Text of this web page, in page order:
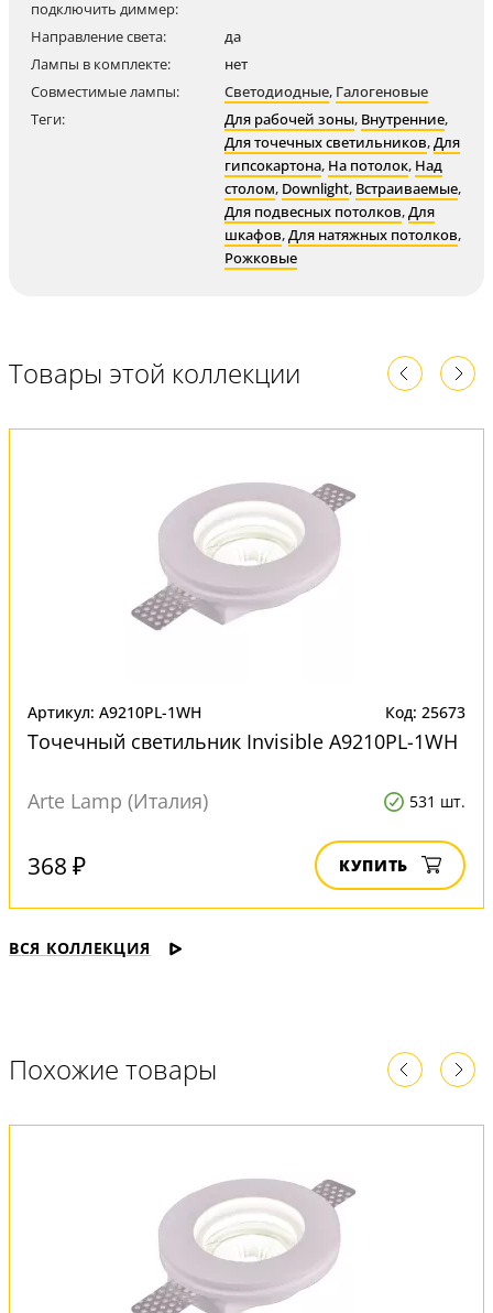
подключить диммер:
Направление света:
да
Лампы в комплекте:
нет
Совместимые лампы:
Светодиодные, Галогеновые
Теги:
Для рабочей зоны, Внутренние,
Для точечных светильников,Для
гипсокартона, На потолок, Над
столом, Downlight, Встраиваемые,
Для подвесных потолков,Для
шкафов,Для натяжных потолков,
Рожковые
Товары этой коллекции
Артикул: A9210PL-1WH Код: 25673
Точечный светильник Invisible A9210PL-1WH
Arte Lamp (Италия) 531 шт.
368 ₽ КУПИТЬ
ВСЯ КОЛЛЕКЦИЯ
Похожие товары